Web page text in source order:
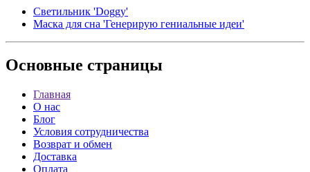
Светильник 'Doggy'
Маска для сна 'Генерирую гениальные идеи'
Основные страницы
Главная
О нас
Блог
Условия сотрудничества
Возврат и обмен
Доставка
Оплата